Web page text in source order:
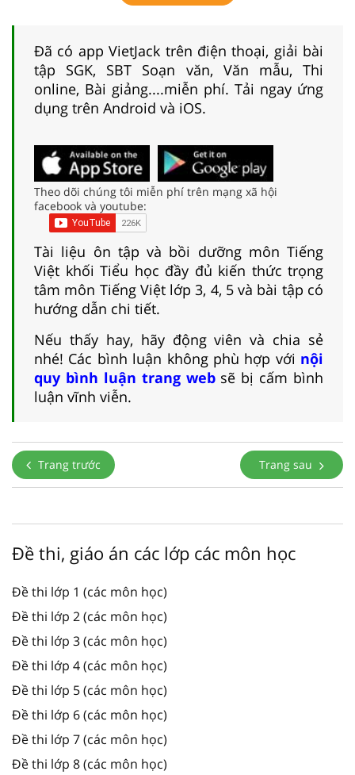
Đã có app VietJack trên điện thoại, giải bài
tập SGK, SBT Soạn văn, Văn mẫu, Thi
online, Bài giảng....miễn phí. Tải ngay ứng
dụng trên Android và iOS.
Theo dõi chúng tôi miễn phí trên mạng xã hội
facebook và youtube:
Tài liệu ôn tập và bồi dưỡng môn Tiếng
Việt khối Tiểu học đầy đủ kiến thức trọng
tâm môn Tiếng Việt lớp 3, 4, 5 và bài tập có
hướng dẫn chi tiết.
Nếu thấy hay, hãy động viên và chia sẻ
nhé! Các bình luận không phù hợp với nội
quy bình luận trang websẽ bị cấm bình
luận vĩnh viễn.
Trang trước Trang sau
Đề thi, giáo án các lớp các môn học
Đề thi lớp 1 (các môn học)
Đề thi lớp 2 (các môn học)
Đề thi lớp 3 (các môn học)
Đề thi lớp 4 (các môn học)
Đề thi lớp 5 (các môn học)
Đề thi lớp 6 (các môn học)
Đề thi lớp 7 (các môn học)
Đề thi lớp 8 (các môn học)